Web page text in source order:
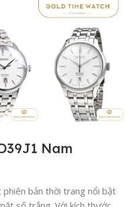
Nam
phiên bản thời trang nổi bật